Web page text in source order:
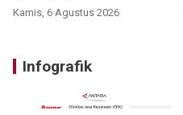
Kamis, 6 Agustus 2026
Infografik